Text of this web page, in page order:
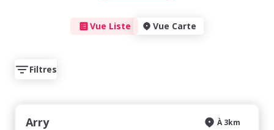
Vue Liste Vue Carte
Filtres
Arry
À 3km